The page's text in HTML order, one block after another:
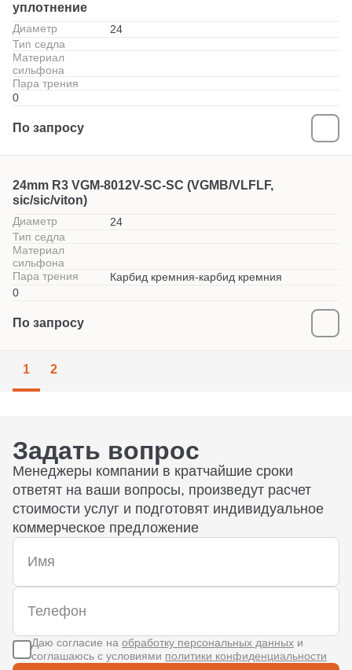
уплотнение
Диаметр
24
Тип седла
Материал
сильфона
Пара трения
0
По запросу
24mm R3 VGM-8012V-SC-SC (VGMB/VLFLF,
sic/sic/viton)
Диаметр
24
Тип седла
Материал
сильфона
Пара трения
Карбид кремния-карбид кремния
0
По запросу
1 2
Задать вопрос
Менеджеры компании в кратчайшие сроки
ответят на ваши вопросы, произведут расчет
стоимости услуг и подготовят индивидуальное
коммерческое предложение
Даю согласие на обработку персональных данных и
соглашаюсь с условиями политики конфиденциальности